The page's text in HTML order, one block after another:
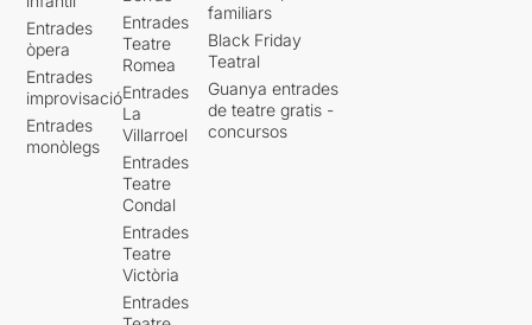
Entrades
òpera
Entrades
improvisació
Entrades
monòlegs
Entrades
Teatre
Romea
Entrades
La
Villarroel
Entrades
Teatre
Condal
Entrades
Teatre
Victòria
Entrades
familiars
Black Friday
Teatral
Guanya entrades
de teatre gratis -
concursos